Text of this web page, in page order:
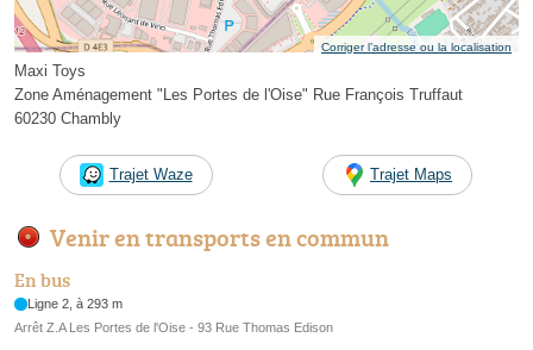
Corriger l’adresse ou la localisation
Maxi Toys
Zone Aménagement "Les Portes de l'Oise" Rue François Truffaut
60230 Chambly
Trajet Waze Trajet Maps
Venir en transports en commun
En bus
Ligne 2, à 293 m
Arrêt Z.A Les Portes de l'Oise - 93 Rue Thomas Edison